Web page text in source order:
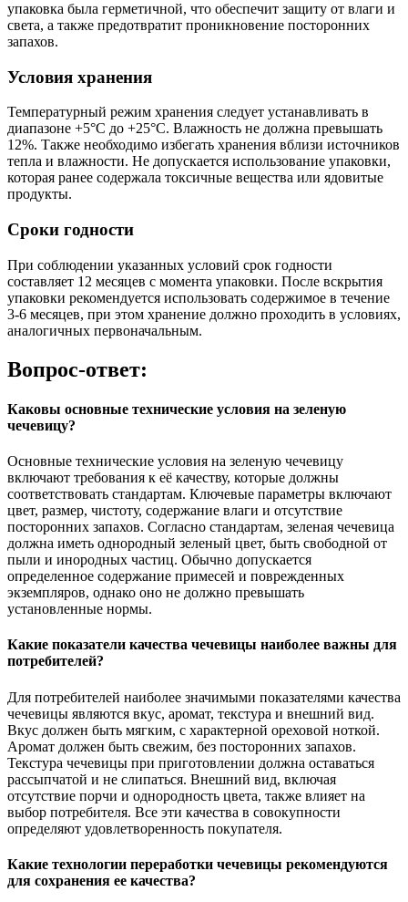
упаковка была герметичной, что обеспечит защиту от влаги и
света, а также предотвратит проникновение посторонних
запахов.
Условия хранения
Температурный режим хранения следует устанавливать в
диапазоне +5°C до +25°C. Влажность не должна превышать
12%. Также необходимо избегать хранения вблизи источников
тепла и влажности. Не допускается использование упаковки,
которая ранее содержала токсичные вещества или ядовитые
продукты.
Сроки годности
При соблюдении указанных условий срок годности
составляет 12 месяцев с момента упаковки. После вскрытия
упаковки рекомендуется использовать содержимое в течение
3-6 месяцев, при этом хранение должно проходить в условиях,
аналогичных первоначальным.
Вопрос-ответ:
Каковы основные технические условия на зеленую
чечевицу?
Основные технические условия на зеленую чечевицу
включают требования к её качеству, которые должны
соответствовать стандартам. Ключевые параметры включают
цвет, размер, чистоту, содержание влаги и отсутствие
посторонних запахов. Согласно стандартам, зеленая чечевица
должна иметь однородный зеленый цвет, быть свободной от
пыли и инородных частиц. Обычно допускается
определенное содержание примесей и поврежденных
экземпляров, однако оно не должно превышать
установленные нормы.
Какие показатели качества чечевицы наиболее важны для
потребителей?
Для потребителей наиболее значимыми показателями качества
чечевицы являются вкус, аромат, текстура и внешний вид.
Вкус должен быть мягким, с характерной ореховой ноткой.
Аромат должен быть свежим, без посторонних запахов.
Текстура чечевицы при приготовлении должна оставаться
рассыпчатой и не слипаться. Внешний вид, включая
отсутствие порчи и однородность цвета, также влияет на
выбор потребителя. Все эти качества в совокупности
определяют удовлетворенность покупателя.
Какие технологии переработки чечевицы рекомендуются
для сохранения ее качества?